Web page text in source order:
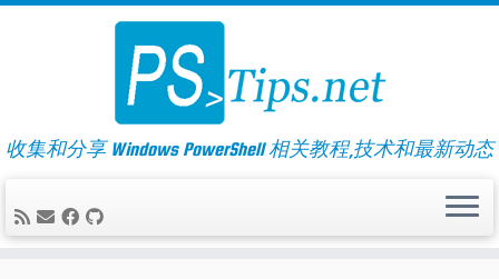
Skip
收集和分享 Windows PowerShell 相关教程,技术和最新动态